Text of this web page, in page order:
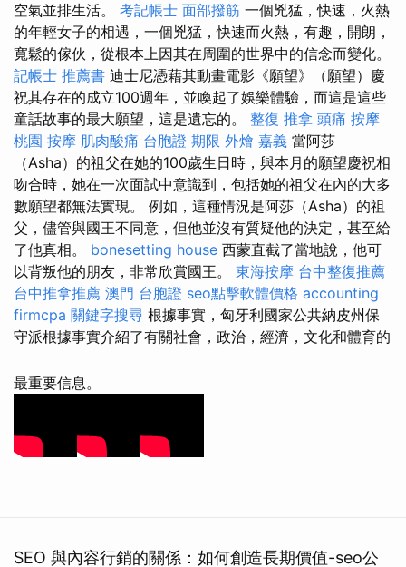
空氣並排生活。 考記帳士 面部撥筋 一個兇猛，快速，火熱
的年輕女子的相遇，一個兇猛，快速而火熱，有趣，開朗，
寬鬆的傢伙，從根本上因其在周圍的世界中的信念而變化。
記帳士 推薦書 迪士尼憑藉其動畫電影《願望》（願望）慶
祝其存在的成立100週年，並喚起了娛樂體驗，而這是這些
童話故事的最大願望，這是遺忘的。 整復 推拿 頭痛 按摩
桃園 按摩 肌肉酸痛 台胞證 期限 外燴 嘉義 當阿莎
（Asha）的祖父在她的100歲生日時，與本月的願望慶祝相
吻合時，她在一次面試中意識到，包括她的祖父在內的大多
數願望都無法實現。 例如，這種情況是阿莎（Asha）的祖
父，儘管與國王不同意，但他並沒有質疑他的決定，甚至給
了他真相。 bonesetting house 西蒙直截了當地說，他可
以背叛他的朋友，非常欣賞國王。 東海按摩 台中整復推薦
台中推拿推薦 澳門 台胞證 seo點擊軟體價格 accounting
firmcpa 關鍵字搜尋 根據事實，匈牙利國家公共納皮州保
守派根據事實介紹了有關社會，政治，經濟，文化和體育的
最重要信息。
SEO 與內容行銷的關係：如何創造長期價值-seo公